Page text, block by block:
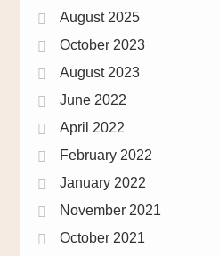
August 2025
October 2023
August 2023
June 2022
April 2022
February 2022
January 2022
November 2021
October 2021